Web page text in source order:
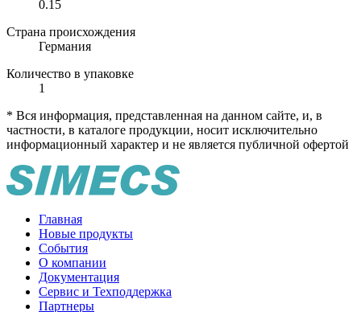
0.15
Страна происхождения
Германия
Количество в упаковке
1
* Вся информация, представленная на данном сайте, и, в
частности, в каталоге продукции, носит исключительно
информационный характер и не является публичной офертой
Главная
Новые продукты
События
О компании
Документация
Сервис и Техподдержка
Партнеры